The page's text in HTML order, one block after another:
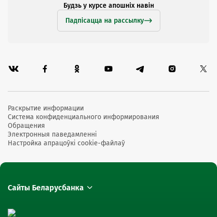
Будзь у курсе апошніх навін
Падпісацца на рассылку
Раскрытие информации
Система конфиденциального информирования
Обращения
Электронныя паведамленні
Настройка апрацоўкі cookie-файлаў
Сайты Беларусбанка